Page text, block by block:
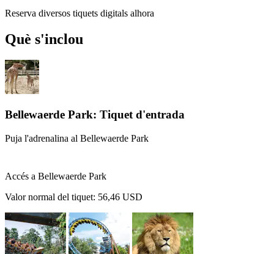
Reserva diversos tiquets digitals alhora
Què s'inclou
Bellewaerde Park: Tiquet d'entrada
Puja l'adrenalina al Bellewaerde Park
Accés a Bellewaerde Park
Valor normal del tiquet: 56,46 USD